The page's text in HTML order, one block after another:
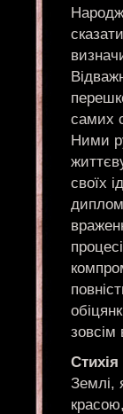
самих
Ними
своїх
зовсім
Землі,